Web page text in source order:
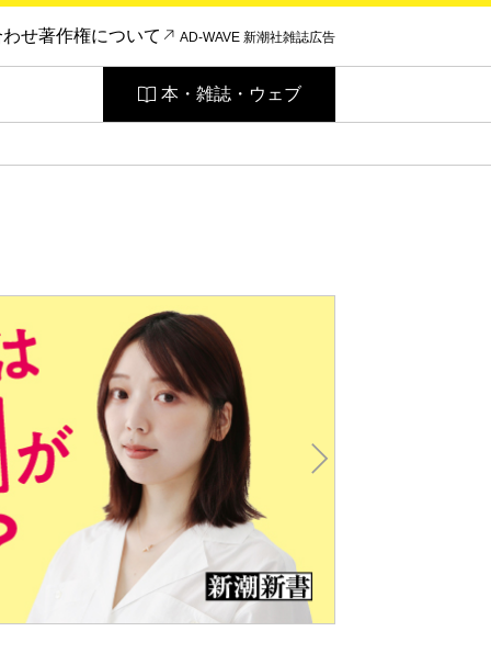
わせ著作権について AD-WAVE 新潮社雑誌広告
本・雑誌・ウェブ